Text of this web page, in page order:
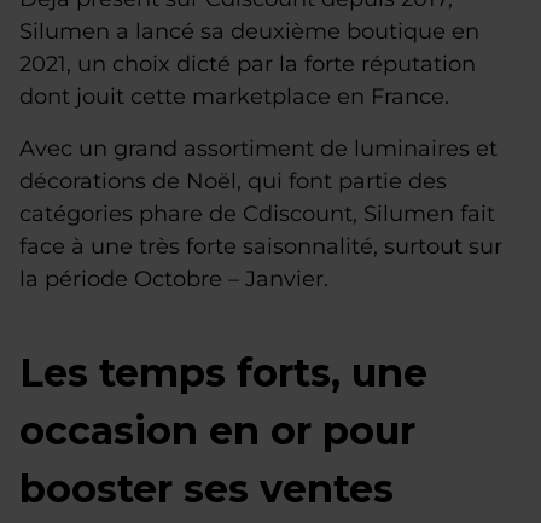
Silumen a lancé sa deuxième boutique en
2021, un choix dicté par la forte réputation
dont jouit cette marketplace en France.
Avec un grand assortiment de luminaires et
décorations de Noël, qui font partie des
catégories phare de Cdiscount, Silumen fait
face à une très forte saisonnalité, surtout sur
la période Octobre – Janvier.
Les temps forts, une
occasion en or pour
booster ses ventes